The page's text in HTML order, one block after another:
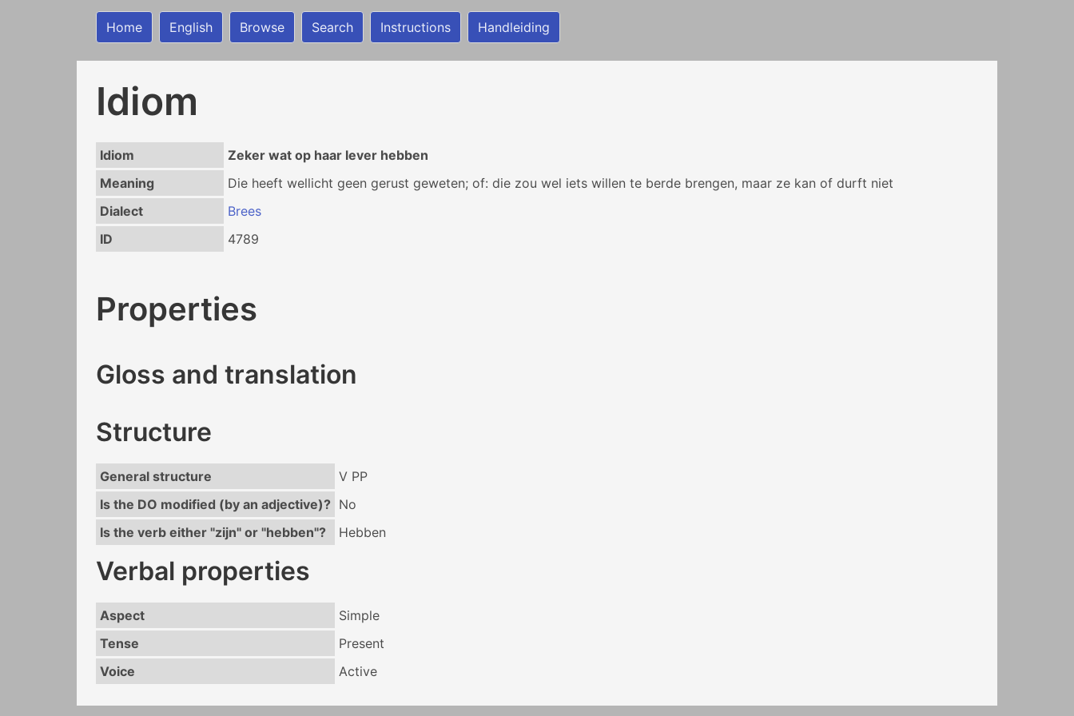
Home English Browse Search Instructions Handleiding
Idiom
Idiom
Zeker wat op haar lever hebben
Meaning
Die heeft wellicht geen gerust geweten; of: die zou wel iets willen te berde brengen, maar ze kan of durft niet
Dialect
Brees
ID
4789
Properties
Gloss and translation
Structure
General structure
V PP
Is the DO modified (by an adjective)? No
Is the verb either "zijn" or "hebben"?
Hebben
Verbal properties
Aspect
Simple
Tense
Present
Voice
Active